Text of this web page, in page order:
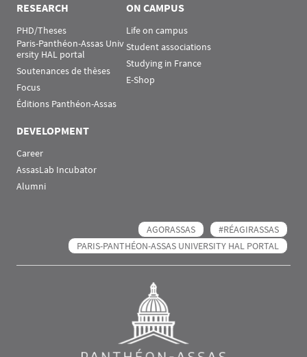
RESEARCH
PHD/Theses
Paris-Panthéon-Assas Univ
ersity HAL portal
Soutenances de thèses
Focus
Éditions Panthéon-Assas
ON CAMPUS
Life on campus
Student associations
Studying in France
E-Shop
DEVELOPMENT
Career
AssasLab Incubator
Alumni
AGORASSAS
#RÉAGIRASSAS
PARIS-PANTHÉON-ASSAS UNIVERSITY HAL PORTAL